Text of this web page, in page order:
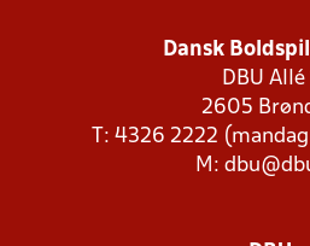
Dansk
DBU Allé
2605
T: 4326 2222
M: